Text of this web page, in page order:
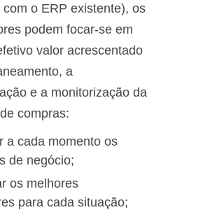
com o ERP existente), os
podem focar-se em
valor acrescentado
a
e a monitorização da
compras:
a cada momento os
de negócio;
os melhores
para cada situação;